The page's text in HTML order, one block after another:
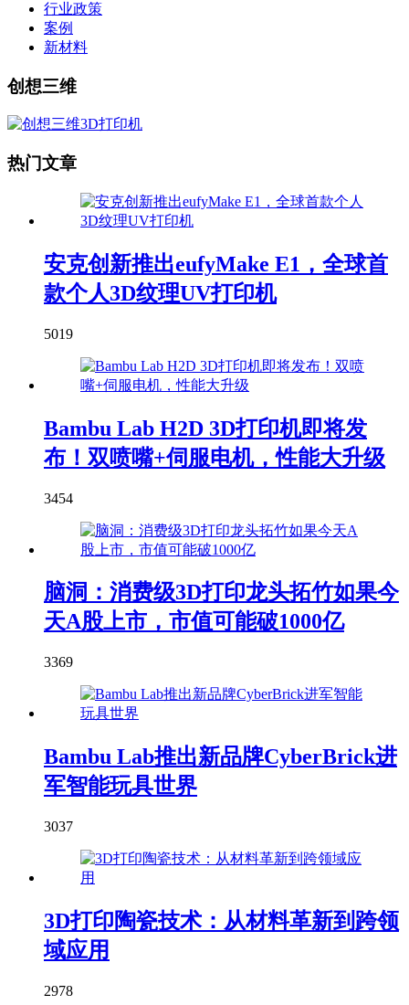
行业政策
案例
新材料
创想三维
热门文章
安克创新推出eufyMake E1，全球首
款个人3D纹理UV打印机
5019
Bambu Lab H2D 3D打印机即将发
布！双喷嘴+伺服电机，性能大升级
3454
脑洞：消费级3D打印龙头拓竹如果今
天A股上市，市值可能破1000亿
3369
Bambu Lab推出新品牌CyberBrick进
军智能玩具世界
3037
3D打印陶瓷技术：从材料革新到跨领
域应用
2978